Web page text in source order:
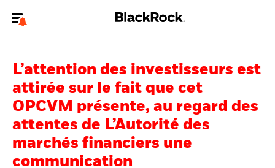
Pour accéder directement à un autre site BlackRock, veuillez mettre à
jourvotre type d'utilisateur
Nous connaître
Produits
L’attention des investisseurs est
attirée sur le fait que cet
OPCVM présente, au regard des
attentes de L’Autorité des
marchés financiers une
communication